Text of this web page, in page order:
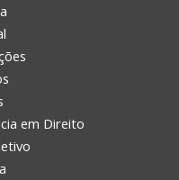
em Direito